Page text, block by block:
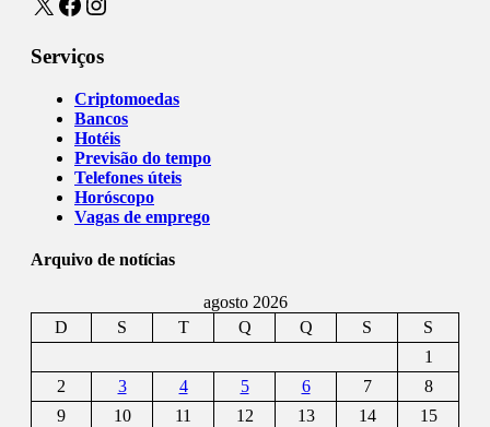
Serviços
Criptomoedas
Bancos
Hotéis
Previsão do tempo
Telefones úteis
Horóscopo
Vagas de emprego
Arquivo de notícias
agosto 2026
D
S T Q Q S
S
1
2
3 4 5 6 7
8
9
10 11 12 13 14
15